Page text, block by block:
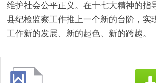
维护社会公平正义。在十七大精神的指
县纪检监察工作推上一个新的台阶，实
工作新的发展、新的起色、新的跨越。